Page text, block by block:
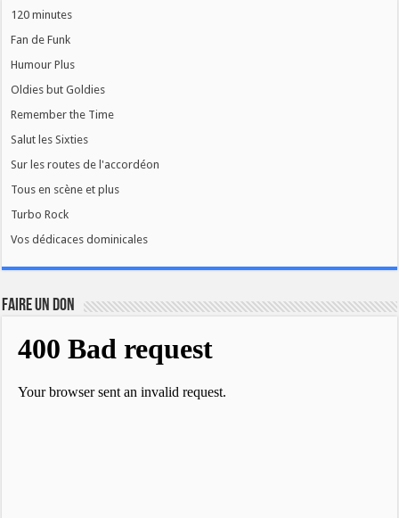
120 minutes
Fan de Funk
Humour Plus
Oldies but Goldies
Remember the Time
Salut les Sixties
Sur les routes de l'accordéon
Tous en scène et plus
Turbo Rock
Vos dédicaces dominicales
FAIRE UN DON